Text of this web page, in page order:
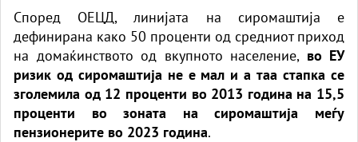
Според ОЕЦД, линијата на сиромаштија е
дефинирана како 50 проценти од средниот приход
на домаќинството од вкупното население, во ЕУ
ризик од сиромаштија не е мал и а таа стапка се
зголемила од 12 проценти во 2013 година на 15,5
проценти во зоната на сиромаштија меѓу
пензионерите во 2023 година.